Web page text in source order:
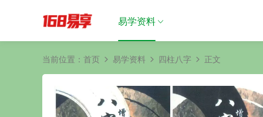
易学资料
当前位置： 首页 易学资料 四柱八字 正文